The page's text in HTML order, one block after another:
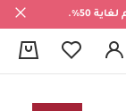
50%.